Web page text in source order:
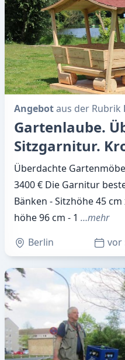
Angebotaus der Rubrik
Gartenlaube.
Sitzgarnitur.
Überdachte
3400 € Die Garnitur
Bänken - Sitzhöhe 45
höhe 96 cm - 1 …mehr
Berlin
vor